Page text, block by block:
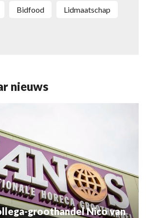
Bidfood Lidmaatschap
nieuws
groothandel Nico van